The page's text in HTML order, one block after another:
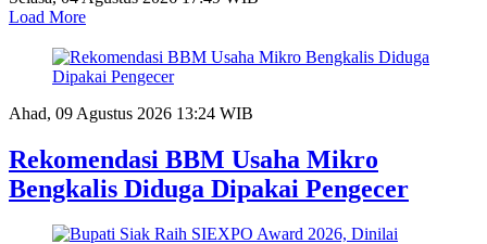
Load More
Ahad, 09 Agustus 2026 13:24 WIB
Rekomendasi BBM Usaha Mikro
Bengkalis Diduga Dipakai Pengecer